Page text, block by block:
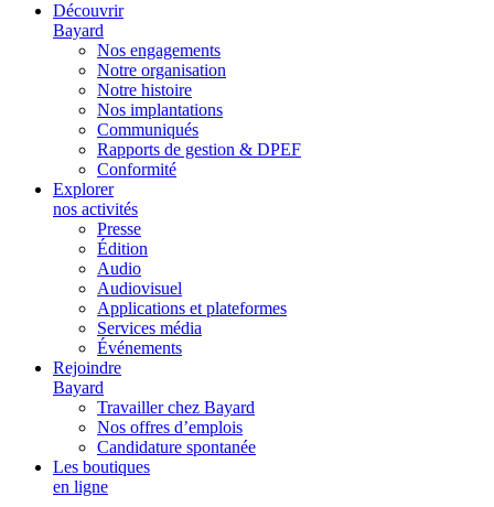
Découvrir
Bayard
Nos engagements
Notre organisation
Notre histoire
Nos implantations
Communiqués
Rapports de gestion & DPEF
Conformité
Explorer
nos activités
Presse
Édition
Audio
Audiovisuel
Applications et plateformes
Services média
Événements
Rejoindre
Bayard
Travailler chez Bayard
Nos offres d’emplois
Candidature spontanée
Les boutiques
en ligne